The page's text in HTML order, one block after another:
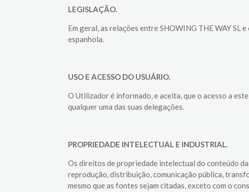
LEGISLAÇÃO.
Em geral, as relações entre SHOWING THE WAY
espanhola.
USO E ACESSO DO USUÁRIO.
O Utilizador é informado, e aceita, que o acesso a
qualquer uma das suas delegações.
PROPRIEDADE INTELECTUAL E INDUSTRIAL.
Os direitos de propriedade intelectual do conteúdo
reprodução, distribuição, comunicação pública,
mesmo que as fontes sejam citadas, exceto com o